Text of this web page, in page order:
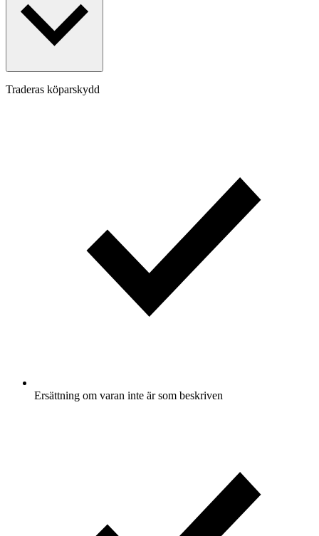
Traderas köparskydd
Ersättning om varan inte är som beskriven